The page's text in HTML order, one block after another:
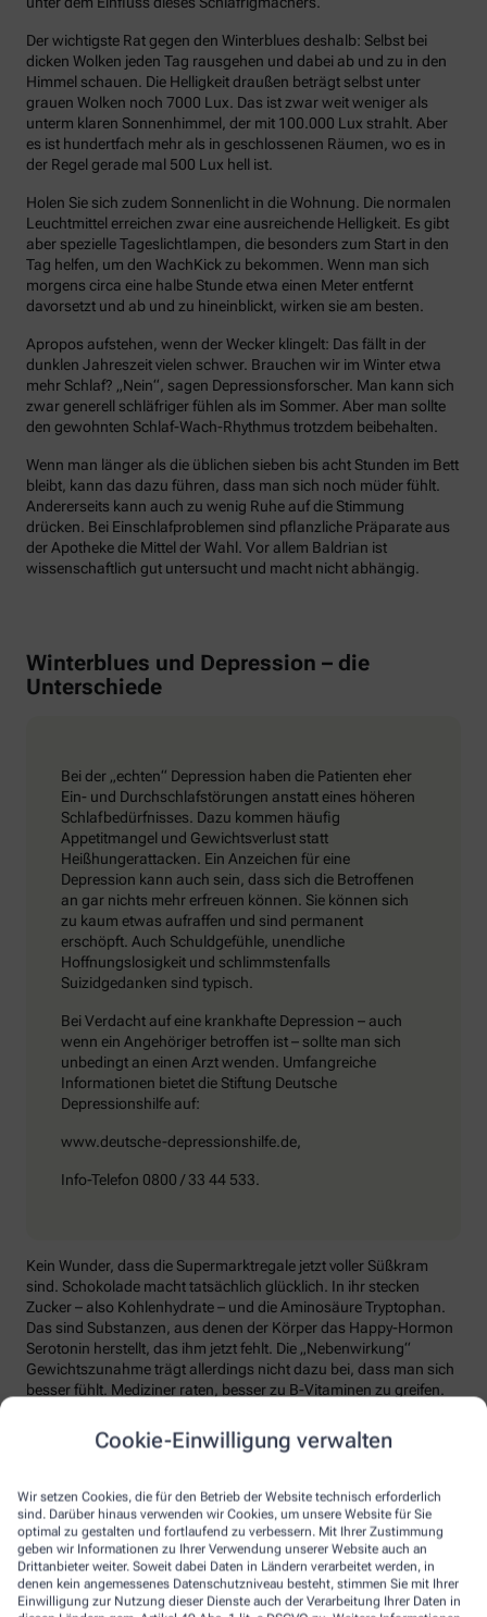
Cookie-Einwilligung verwalten
Wir setzen Cookies, die für den Betrieb der Website technisch erforderlich
sind. Darüber hinaus verwenden wir Cookies, um unsere Website für Sie
optimal zu gestalten und fortlaufend zu verbessern. Mit Ihrer Zustimmung
geben wir Informationen zu Ihrer Verwendung unserer Website auch an
Drittanbieter weiter. Soweit dabei Daten in Ländern verarbeitet werden, in
denen kein angemessenes Datenschutzniveau besteht, stimmen Sie mit Ihrer
Einwilligung zur Nutzung dieser Dienste auch der Verarbeitung Ihrer Daten in
Der wichtigste Rat gegen den Winterblues deshalb: Selbst bei
dicken Wolken jeden Tag rausgehen und dabei ab und zu in den
Himmel schauen. Die Helligkeit draußen beträgt selbst unter
grauen Wolken noch 7000 Lux. Das ist zwar weit weniger als
unterm klaren Sonnenhimmel, der mit 100.000 Lux strahlt. Aber
es ist hundertfach mehr als in geschlossenen Räumen, wo es in
der Regel gerade mal 500 Lux hell ist.
Holen Sie sich zudem Sonnenlicht in die Wohnung. Die normalen
Leuchtmittel erreichen zwar eine ausreichende Helligkeit. Es gibt
aber spezielle Tageslichtlampen, die besonders zum Start in den
Tag helfen, um den WachKick zu bekommen. Wenn man sich
morgens circa eine halbe Stunde etwa einen Meter entfernt
davorsetzt und ab und zu hineinblickt, wirken sie am besten.
Apropos aufstehen, wenn der Wecker klingelt: Das fällt in der
dunklen Jahreszeit vielen schwer. Brauchen wir im Winter etwa
mehr Schlaf? „Nein“, sagen Depressionsforscher. Man kann sich
zwar generell schläfriger fühlen als im Sommer. Aber man sollte
den gewohnten Schlaf-Wach-Rhythmus trotzdem beibehalten.
Wenn man länger als die üblichen sieben bis acht Stunden im Bett
bleibt, kann das dazu führen, dass man sich noch müder fühlt.
Andererseits kann auch zu wenig Ruhe auf die Stimmung
drücken. Bei Einschlafproblemen sind pflanzliche Präparate aus
der Apotheke die Mittel der Wahl. Vor allem Baldrian ist
wissenschaftlich gut untersucht und macht nicht abhängig.
Winterblues und Depression – die
Unterschiede
Bei der „echten“ Depression haben die Patienten eher
Ein- und Durchschlafstörungen anstatt eines höheren
Schlafbedürfnisses. Dazu kommen häufig
Appetitmangel und Gewichtsverlust statt
Heißhungerattacken. Ein Anzeichen für eine
Depression kann auch sein, dass sich die Betroffenen
an gar nichts mehr erfreuen können. Sie können sich
zu kaum etwas aufraffen und sind permanent
erschöpft. Auch Schuldgefühle, unendliche
Hoffnungslosigkeit und schlimmstenfalls
Suizidgedanken sind typisch.
Bei Verdacht auf eine krankhafte Depression – auch
wenn ein Angehöriger betroffen ist – sollte man sich
unbedingt an einen Arzt wenden. Umfangreiche
Informationen bietet die Stiftung Deutsche
Depressionshilfe auf:
www.deutsche-depressionshilfe.de,
Info-Telefon 0800 / 33 44 533.
Kein Wunder, dass die Supermarktregale jetzt voller Süßkram
sind. Schokolade macht tatsächlich glücklich. In ihr stecken
Zucker – also Kohlenhydrate – und die Aminosäure Tryptophan.
Das sind Substanzen, aus denen der Körper das Happy-Hormon
Serotonin herstellt, das ihm jetzt fehlt. Die „Nebenwirkung“
Gewichtszunahme trägt allerdings nicht dazu bei, dass man sich
besser fühlt. Mediziner raten, besser zu B-Vitaminen zu greifen.
Energiestoffwechsel und unterstützen die Stressverarbeitung.
zurückzuziehen. Im Gegenteil: Aktiv zu bleiben, mit Familie und
Freunden etwas zu unternehmen, viel frische Luft zu tanken und
sich zum Beispiel mit seinem Hobby intensiv zu beschäftigen, hebt
die Laune. Dabei hilft, sich jeden Sonntag zu notieren, was man in
der kommenden Woche Schönes machen will.
Sommer-Feeling lässt sich auch zurückholen: mit anderen in